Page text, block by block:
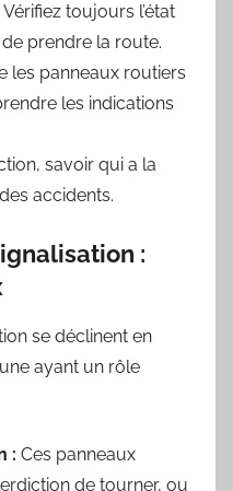
Vérifiez toujours l’état
prendre la route.
les panneaux routiers
les indications
savoir qui a la
accidents.
:
se déclinent en
ayant un rôle
: Ces panneaux
de tourner, ou